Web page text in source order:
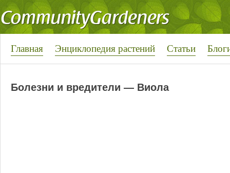
Главная Энциклопедия растений Статьи
Болезни и вредители — Виола